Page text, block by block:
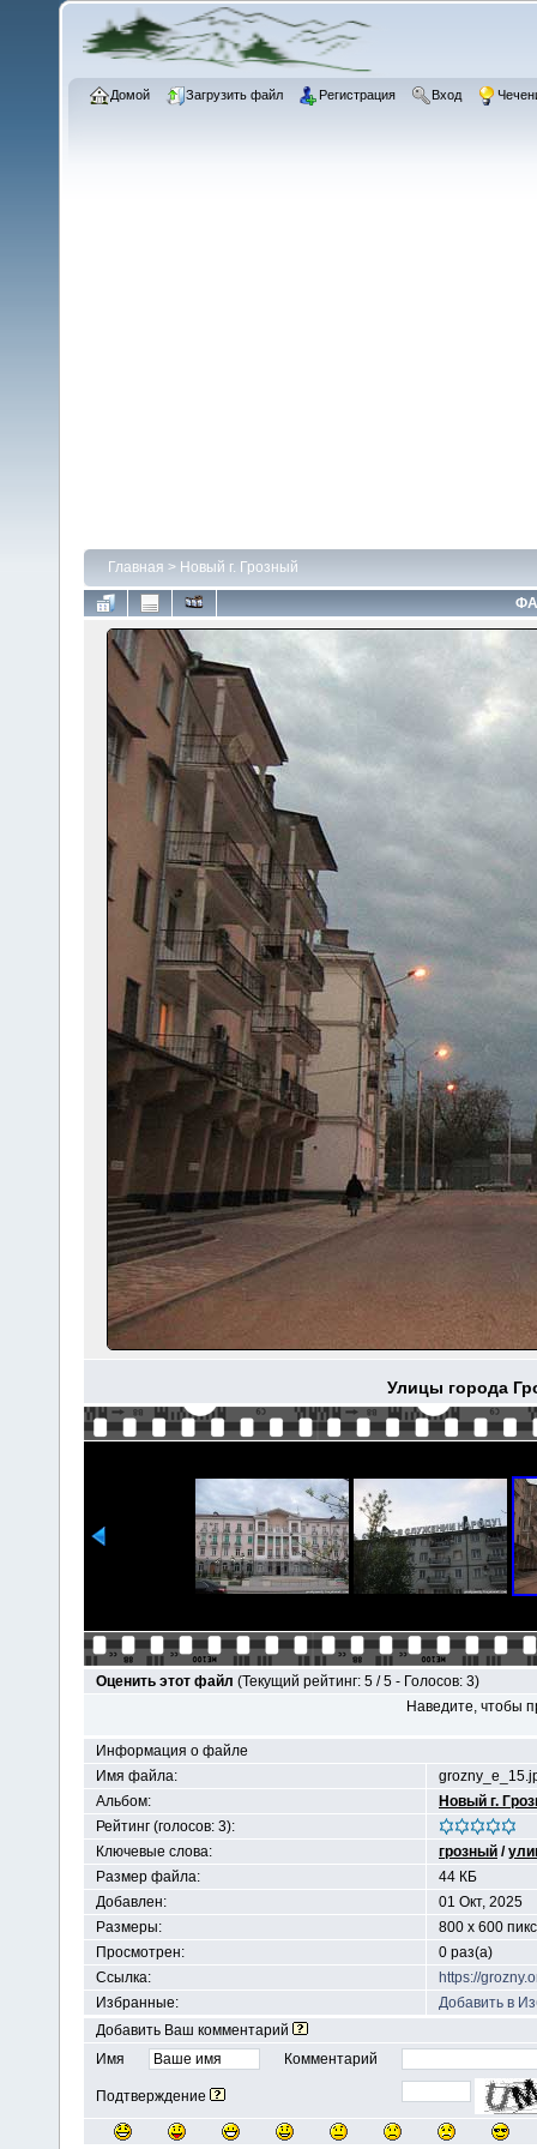
Домой Загрузить файл Регистрация Вход
Главная > Новый г. Грозный
Улицы города
Оценить этот файл (Текущий рейтинг: 5 / 5 - Голосов: 3)
Наведите, чтобы
Информация о файле
Имя файла:
Альбом:
Новый г.
Рейтинг (голосов: 3):
Ключевые слова:
грозный /
Размер файла:
44 КБ
Добавлен:
01 Окт, 2025
Размеры:
800 x 600
Просмотрен:
0 раз(а)
Ссылка:
https://
Избранные:
Добавить в
Добавить Ваш комментарий
Имя
Комментарий
Подтверждение